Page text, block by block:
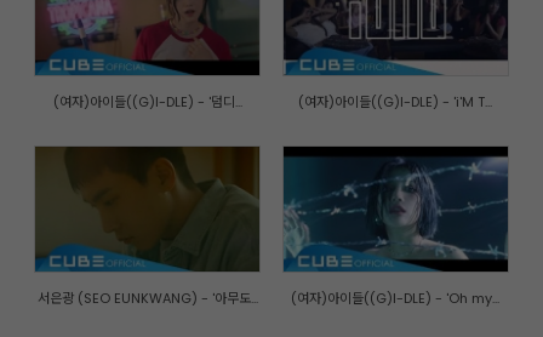
(여자)아이들((G)I-DLE) - '덤디... (여자)아이들((G)I-DLE) - 'i'M T...
서은광 (SEO EUNKWANG) - '아무도... (여자)아이들((G)I-DLE) - 'Oh my...